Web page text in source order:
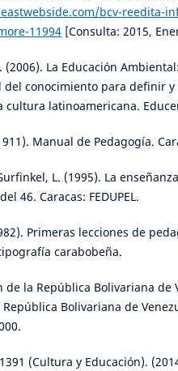
bcv-reedita-
11994 [Consulta: 2015,
(2006). La Educación
del conocimiento para definir
cultura latinoamericana.
Manual de Pedagogía.
L. (1995). La
46. Caracas: FEDUPEL.
Primeras lecciones de
carabobeña.
de la República Bolivariana de
Bolivariana de
(Cultura y Educación).